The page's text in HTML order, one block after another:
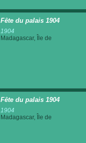
Fête du palais 1904
1904
Madagascar, Île de
Fête du palais 1904
1904
Madagascar, Île de